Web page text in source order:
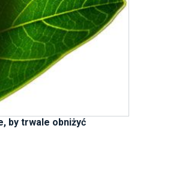
by trwale obniżyć